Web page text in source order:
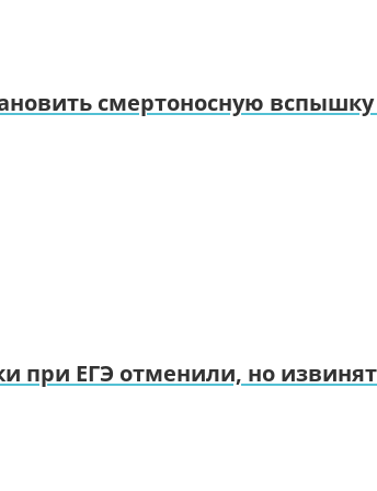
смертоносную
при ЕГЭ отменили, но